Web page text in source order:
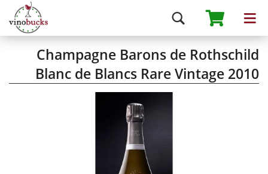
Champagne Barons de Rothschild
Blanc de Blancs Rare Vintage 2010